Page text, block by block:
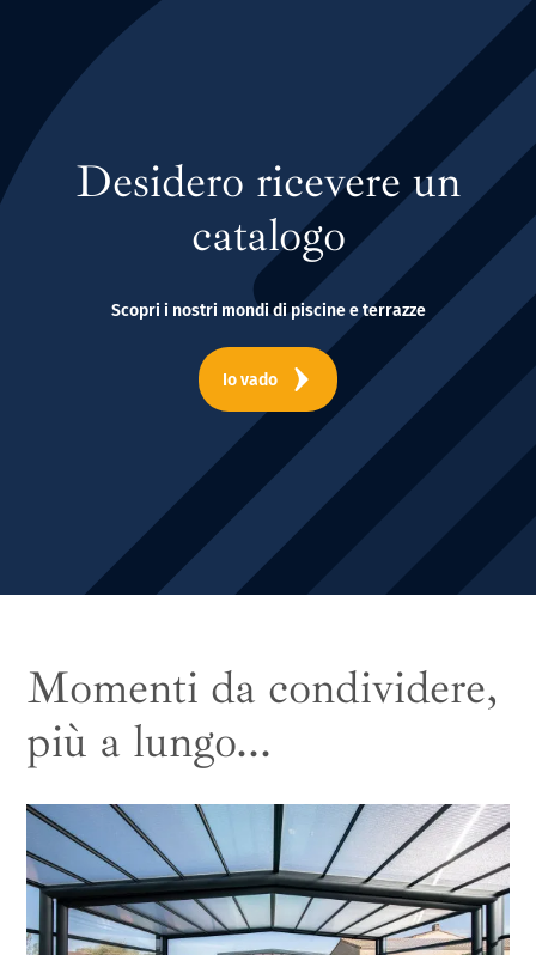
Desidero ricevere un
catalogo
Scopri i nostri mondi di piscine e terrazze
Io vado
Momenti da condividere,
più a lungo...